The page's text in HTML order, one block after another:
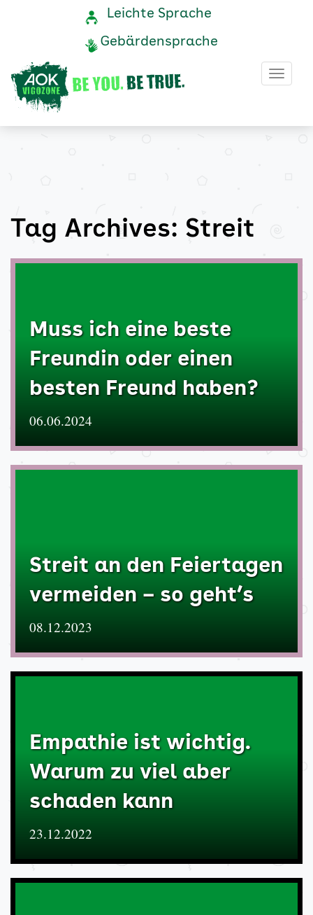
Archive
AOK
Vigozone
Navigation
Service-
Leichte Sprache
Gebärdensprache
Tag Archives: Streit
Muss ich eine beste
Freundin oder einen
besten Freund haben?
06.06.2024
Streit an den Feiertagen
vermeiden – so geht’s
08.12.2023
Empathie ist wichtig.
Warum zu viel aber
schaden kann
23.12.2022